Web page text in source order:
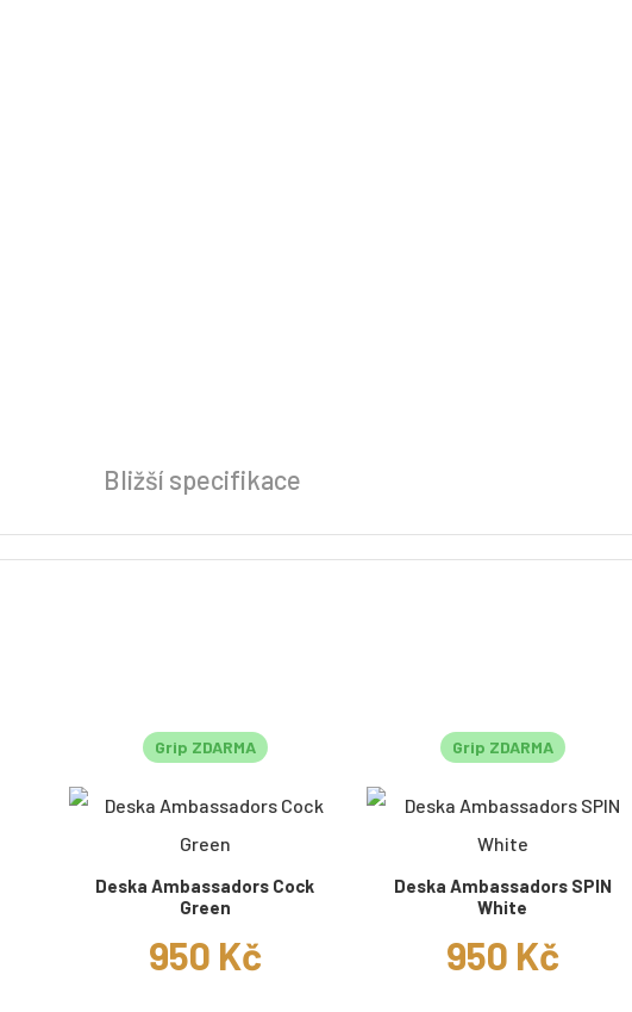
Bližší specifikace
Grip ZDARMA
Deska Ambassadors Cock
Green
950 Kč
Grip ZDARMA
Deska Ambassadors SPIN
White
950 Kč